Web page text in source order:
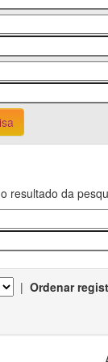
resultado da
| Ordenar